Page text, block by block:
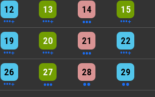
12
6 events 13
9 events 14
3 events 15
7 events
19
7 events 20
6 events 21
3 events 22
4 events
26
6 events 27
3 events 28
2 events 29
2 events